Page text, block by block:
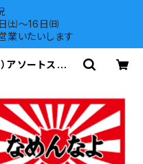
㈯～16日㈰
業いたいします
アソートステッ